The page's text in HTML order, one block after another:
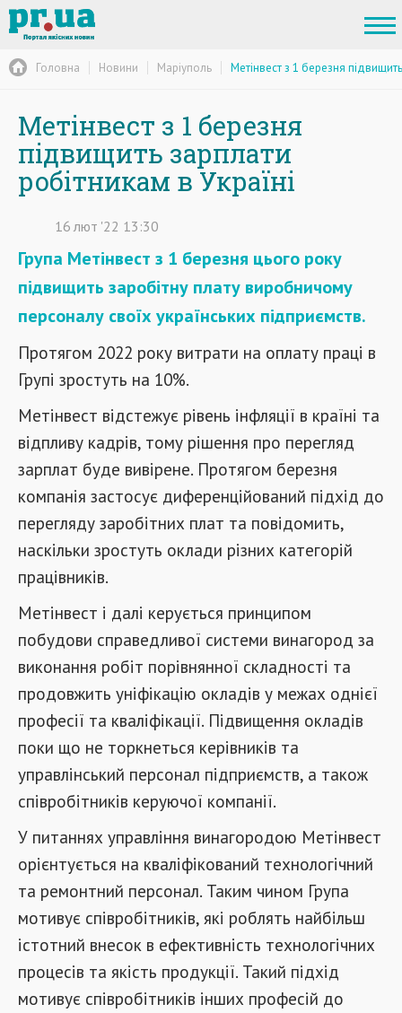
Головна Новини Маріуполь Метінвест з 1 березня
Метінвест з 1 березня
підвищить зарплати
робітникам в Україні
16 лют '22 13:30
Група Метінвест з 1 березня цього року
підвищить заробітну плату виробничому
персоналу своїх українських підприємств.
Протягом 2022 року витрати на оплату праці в
Групі зростуть на 10%.
Метінвест відстежує рівень інфляції в країні та
відпливу кадрів, тому рішення про перегляд
зарплат буде вивірене. Протягом березня
компанія застосує диференційований підхід до
перегляду заробітних плат та повідомить,
наскільки зростуть оклади різних категорій
працівників.
Метінвест і далі керується принципом
побудови справедливої системи винагород за
виконання робіт порівнянної складності та
продовжить уніфікацію окладів у межах однієї
професії та кваліфікації. Підвищення окладів
поки що не торкнеться керівників та
управлінський персонал підприємств, а також
співробітників керуючої компанії.
У питаннях управління винагородою Метінвест
орієнтується на кваліфікований технологічний
та ремонтний персонал. Таким чином Група
мотивує співробітників, які роблять найбільш
істотний внесок в ефективність технологічних
процесів та якість продукції. Такий підхід
мотивує співробітників інших професій до